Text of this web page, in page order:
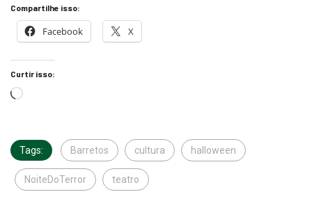
Compartilhe isso:
Facebook X
Curtir isso:
Tags: Barretos cultura halloween
NoiteDoTerror teatro